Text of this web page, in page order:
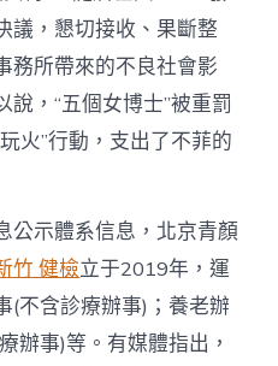
議，懇切接收、果斷整
務所帶來的不良社會影
，“五個女博士”被重罰
火”行動，支出了不菲的
公示體系信息，北京青顏
竹 健檢立于2019年，運
(不含診療辦事)；養老辦
辦事)等。有媒體指出，